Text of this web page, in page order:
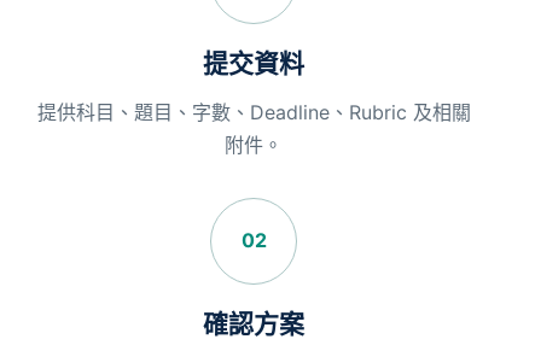
提交資料
提供科目、題目、字數、Deadline、Rubric 及相關
附件。
02
確認方案